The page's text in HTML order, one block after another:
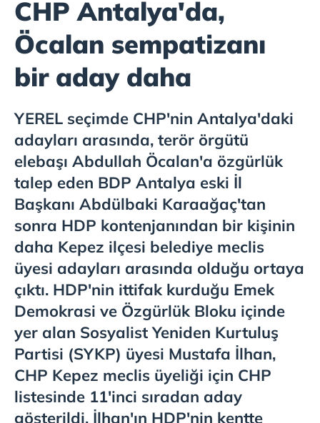
CHP Antalya'da,
Öcalan sempatizanı
bir aday daha
YEREL seçimde CHP'nin Antalya'daki
adayları arasında, terör örgütü
elebaşı Abdullah Öcalan'a özgürlük
talep eden BDP Antalya eski İl
Başkanı Abdülbaki Karaağaç'tan
sonra HDP kontenjanından bir kişinin
daha Kepez ilçesi belediye meclis
üyesi adayları arasında olduğu ortaya
çıktı. HDP'nin ittifak kurduğu Emek
Demokrasi ve Özgürlük Bloku içinde
yer alan Sosyalist Yeniden Kurtuluş
Partisi (SYKP) üyesi Mustafa İlhan,
CHP Kepez meclis üyeliği için CHP
listesinde 11'inci sıradan aday
gösterildi. İlhan'ın HDP'nin kentte